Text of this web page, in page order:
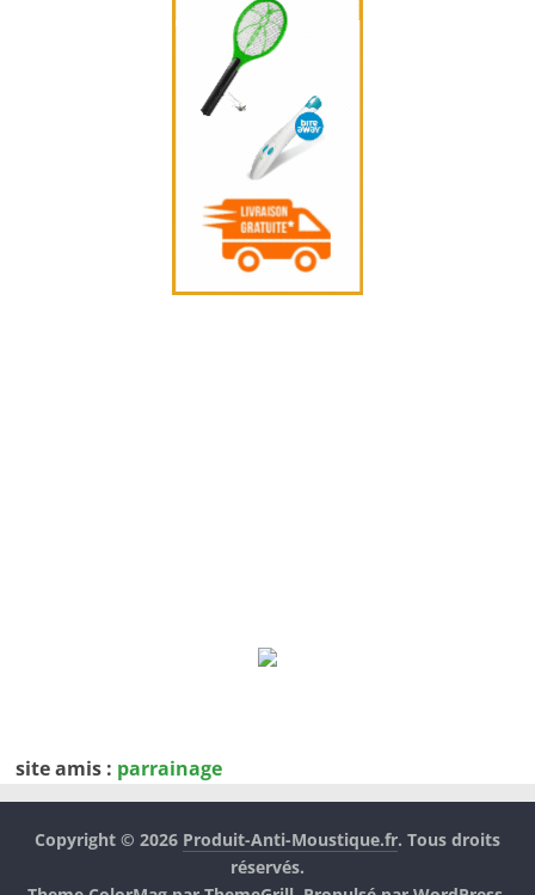
site amis : parrainage
Copyright © 2026 Produit-Anti-Moustique.fr. Tous droits
réservés.